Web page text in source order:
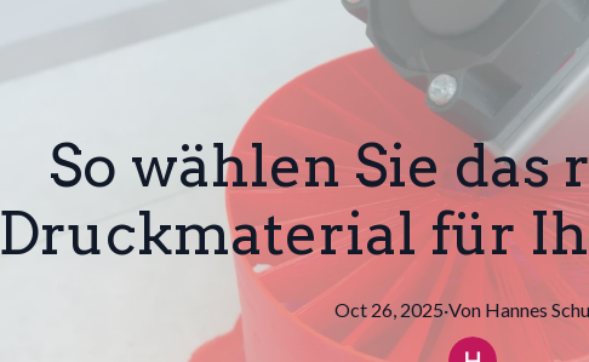
So wählen Sie das
Druckmaterial für
Oct 26, 2025·Von Hannes